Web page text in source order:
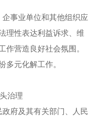
事业单位和其他组织应
理性表达利益诉求、维
作营造良好社会氛围。
多元化解工作。
治理
府及其有关部门、人民